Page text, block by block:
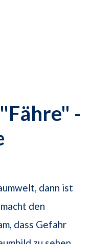
-
dann ist
den
dass Gefahr